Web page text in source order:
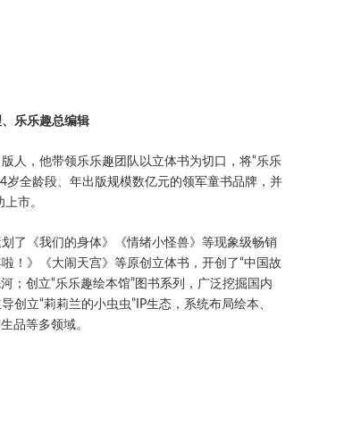
乐乐趣总编辑
人，他带领乐乐趣团队以立体书为切口，将“乐乐
岁全龄段、年出版规模数亿元的领军童书品牌，并
市。
了《我们的身体》《情绪小怪兽》等现象级畅销
！》《大闹天宫》等原创立体书，开创了“中国故
；创立“乐乐趣绘本馆”图书系列，广泛挖掘国内
创立“莉莉兰的小虫虫”IP生态，系统布局绘本、
品等多领域。